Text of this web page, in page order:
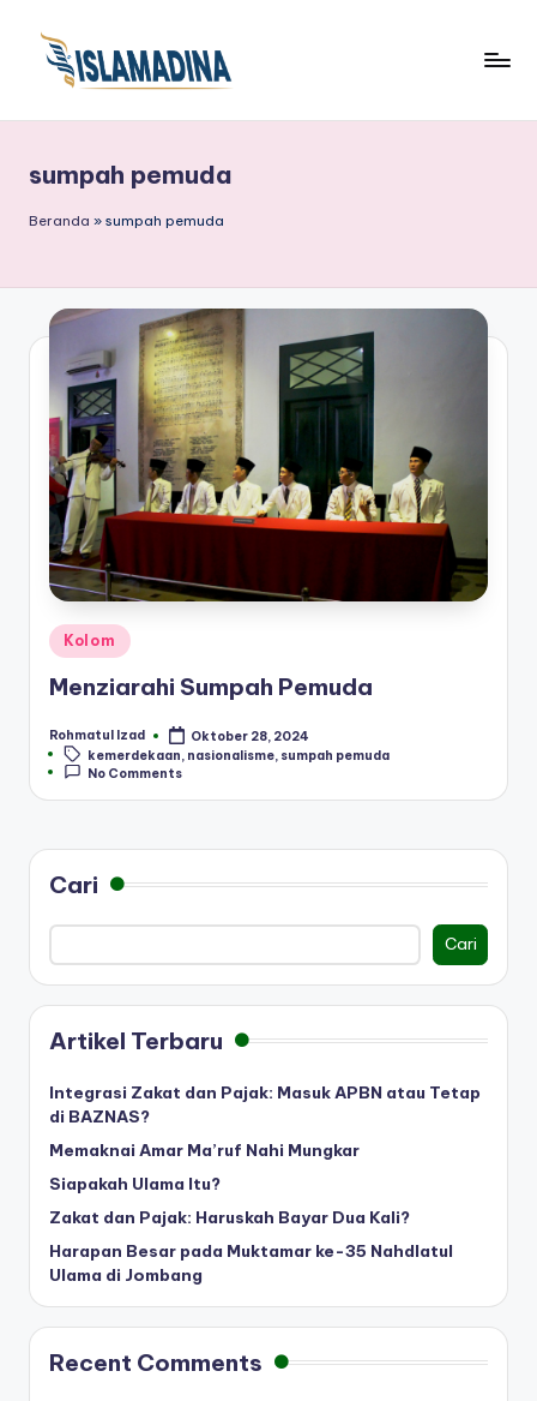
sumpah pemuda
Beranda » sumpah pemuda
Posted
in
Kolom
Menziarahi Sumpah Pemuda
Posted
by
Rohmatul Izad
Oktober 28, 2024
Tags:kemerdekaan nasionalisme sumpah pemuda
No Comments
Cari
Cari
Artikel Terbaru
Integrasi Zakat dan Pajak: Masuk APBN atau Tetap
di BAZNAS?
Memaknai Amar Ma’ruf Nahi Mungkar
Siapakah Ulama Itu?
Zakat dan Pajak: Haruskah Bayar Dua Kali?
Harapan Besar pada Muktamar ke-35 Nahdlatul
Ulama di Jombang
Recent Comments